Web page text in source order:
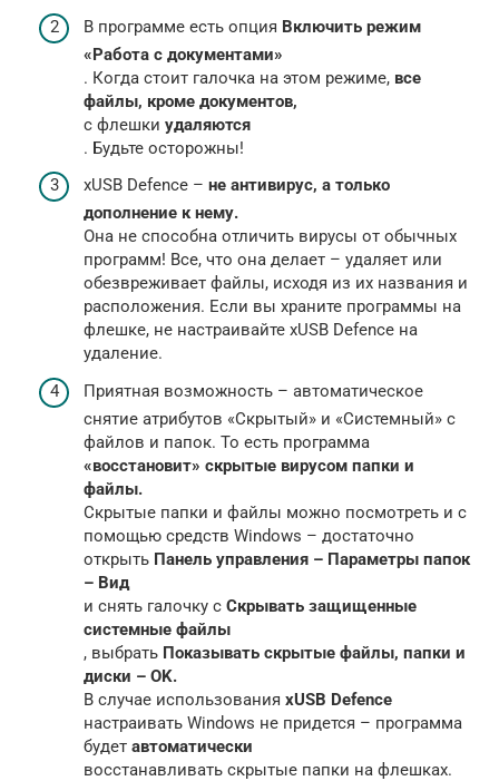
В программе есть опция Включить режим
«Работа с документами»
. Когда стоит галочка на этом режиме, все
файлы, кроме документов,
с флешки удаляются
. Будьте осторожны!
xUSB Defence – не антивирус, а только
дополнение к нему.
Она не способна отличить вирусы от обычных
программ! Все, что она делает – удаляет или
обезвреживает файлы, исходя из их названия и
расположения. Если вы храните программы на
флешке, не настраивайте xUSB Defence на
удаление.
Приятная возможность – автоматическое
снятие атрибутов «Скрытый» и «Системный» с
файлов и папок. То есть программа
«восстановит» скрытые вирусом папки и
файлы.
Cкрытые папки и файлы можно посмотреть и с
помощью средств Windows – достаточно
открыть Панель управления – Параметры папок
– Вид
и снять галочку с Скрывать защищенные
системные файлы
, выбрать Показывать скрытые файлы, папки и
диски – OK.
В случае использования xUSB Defence
настраивать Windows не придется – программа
будет автоматически
восстанавливать скрытые папки на флешках.